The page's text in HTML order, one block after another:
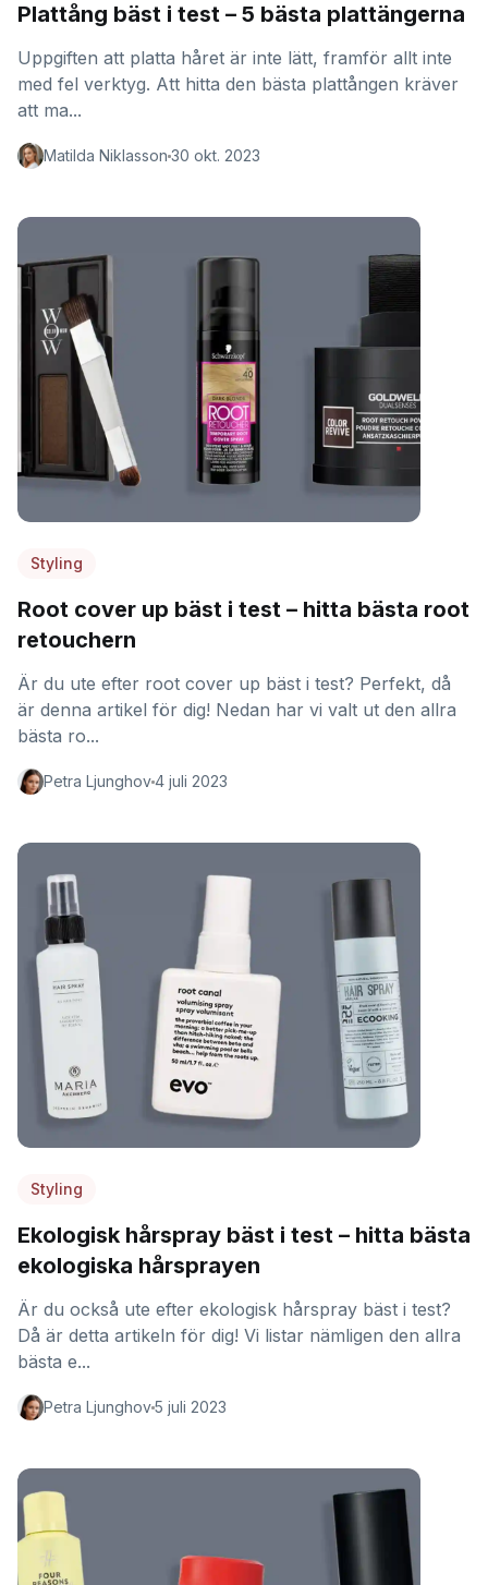
Plattång bäst i test – 5 bästa plattängerna
Uppgiften att platta håret är inte lätt, framför allt inte
med fel verktyg. Att hitta den bästa plattången kräver
att ma...
Matilda Niklasson 30 okt. 2023
Styling
Root cover up bäst i test – hitta bästa root
retouchern
Är du ute efter root cover up bäst i test? Perfekt, då
är denna artikel för dig! Nedan har vi valt ut den allra
bästa ro...
Petra Ljunghov4 juli 2023
Styling
Ekologisk hårspray bäst i test – hitta bästa
ekologiska hårsprayen
Är du också ute efter ekologisk hårspray bäst i test?
Då är detta artikeln för dig! Vi listar nämligen den allra
bästa e...
Petra Ljunghov5 juli 2023